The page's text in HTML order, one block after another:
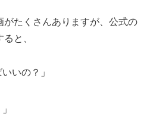
がたくさんありますが、公式の
と、
いの？」